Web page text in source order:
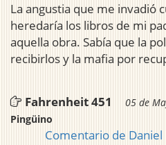
La angustia que me invadió
heredaría los libros de mi
aquella obra. Sabía que la
recibirlos y la mafia por
Fahrenheit 451
05 de
Pingüino
Comentario de Daniel